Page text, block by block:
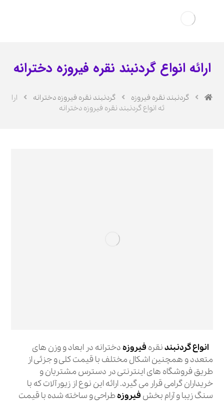
ارائه انواع گردنبند نقره فیروزه دخترانه
گردنبند نقره فیروزه گردنبند نقره فیروزه دخترانه
ارا
ئه انواع گردنبند نقره فیروزه دخترانه
انواع گردنبندنقره فیروزهدخترانه در ابعاد و وزن های
متعدد و همچنین اشکال مختلف با قیمت کلی و جزئی از
طریق فروشگاه های اینترنتی در دسترس مشتریان و
خریداران گرامی قرار می گیرد. ارائه این نوع از زیورآلات که با
سنگ زیبا و آرام بخش فیروزهطراحی و ساخته شده با قیمت